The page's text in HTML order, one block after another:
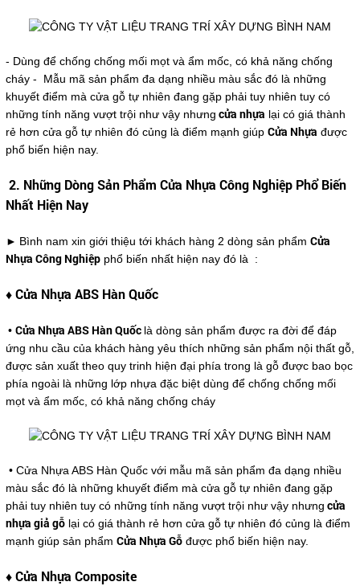
- Dùng để chống chống mối mọt và ẩm mốc, có khả năng chống
cháy - Mẫu mã sản phẩm đa dạng nhiều màu sắc đó là những
khuyết điểm mà cửa gỗ tự nhiên đang gặp phải tuy nhiên tuy có
những tính năng vượt trội như vậy nhưng cửa nhựa lại có giá thành
rẻ hơn cửa gỗ tự nhiên đó củng là điểm mạnh giúp Cửa Nhựa được
phổ biến hiện nay.
2. Những Dòng Sản Phẩm Cửa Nhựa Công Nghiệp Phổ Biến
Nhất Hiện Nay
► Bình nam xin giới thiệu tới khách hàng 2 dòng sản phẩm Cửa
Nhựa Công Nghiệpphổ biến nhất hiện nay đó là :
♦ Cửa Nhựa ABS Hàn Quốc
• Cửa Nhựa ABS Hàn Quốc là dòng sản phẩm được ra đời để đáp
ứng nhu cầu của khách hàng yêu thích những sản phẩm nội thất gỗ,
được sản xuất theo quy trinh hiện đại phía trong là gỗ được bao bọc
phía ngoài là những lớp nhựa đặc biệt dùng để chống chống mối
mọt và ẩm mốc, có khả năng chống cháy
• Cửa Nhựa ABS Hàn Quốc với mẫu mã sản phẩm đa dạng nhiều
màu sắc đó là những khuyết điểm mà cửa gỗ tự nhiên đang gặp
phải tuy nhiên tuy có những tính năng vượt trội như vậy nhưng cửa
nhựa giả gỗlại có giá thành rẻ hơn cửa gỗ tự nhiên đó củng là điểm
mạnh giúp sản phẩm Cửa Nhựa Gỗđược phổ biến hiện nay.
♦ Cửa Nhựa Composite